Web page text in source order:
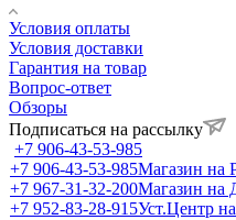
Условия оплаты
Условия доставки
Гарантия на товар
Вопрос-ответ
Обзоры
Подписаться на рассылку
+7 906-43-53-985
+7 906-43-53-985Магазин на
+7 967-31-32-200Магазин на
+7 952-83-28-915Уст.Центр